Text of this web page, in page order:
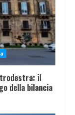
il
della bilancia